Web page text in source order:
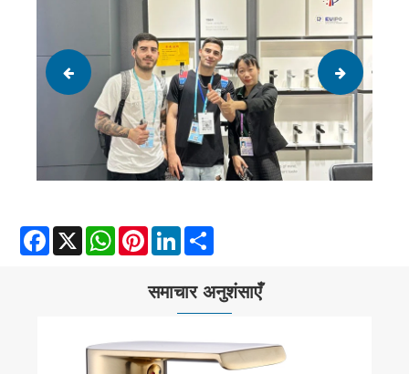
Facebook
X WhatsAppPinterestLinkedIn
समाचार अनुशंसाएँ